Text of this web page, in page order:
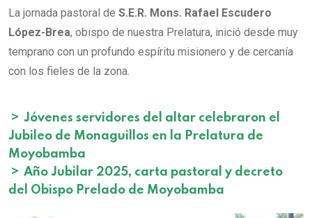
La jornada pastoral de S.E.R. Mons. Rafael Escudero
López-Brea, obispo de nuestra Prelatura, inició desde muy
temprano con un profundo espíritu misionero y de cercanía
con los fieles de la zona.
> Jóvenes servidores del altar celebraron el
Jubileo de Monaguillos en la Prelatura de
Moyobamba
> Año Jubilar 2025, carta pastoral y decreto
del Obispo Prelado de Moyobamba